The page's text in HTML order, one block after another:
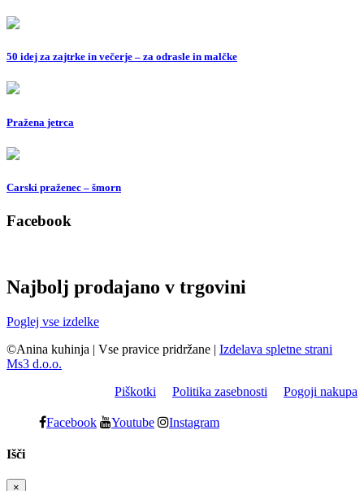
50 idej za zajtrke in večerje – za odrasle in malčke
Pražena jetrca
Carski praženec – šmorn
Facebook
Najbolj prodajano v trgovini
Poglej vse izdelke
©Anina kuhinja | Vse pravice pridržane | Izdelava spletne strani
Ms3 d.o.o.
Piškotki
Politika zasebnosti Pogoji nakupa
Facebook Youtube Instagram
Išči
×